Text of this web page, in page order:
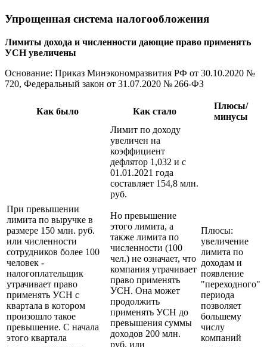
Упрощенная система налогообложения
Лимиты дохода и численности дающие право применять
УСН увеличены
Основание: Приказ Минэкономразвития РФ от 30.10.2020 №
720, Федеральный закон от 31.07.2020 № 266-ФЗ
Как было Как стало
Плюсы/
минусы
При превышении
лимита по выручке в
размере 150 млн. руб.
или численности
сотрудников более 100
человек -
налогоплательщик
утрачивает право
применять УСН с
квартала в котором
произошло такое
превышение. С начала
этого квартала
Лимит по доходу
увеличен на
коэффициент
дефлятор 1,032 и с
01.01.2021 года
составляет 154,8 млн.
руб.
Но превышение
этого лимита, а
также лимита по
численности (100
чел.) не означает, что
компания утрачивает
право применять
УСН. Она может
продолжить
применять УСН до
превышения суммы
доходов 200 млн.
руб. или
Плюсы:
увеличение
лимита по
доходам и
появление
"переходного"
периода
позволяет
большему
числу
компаний